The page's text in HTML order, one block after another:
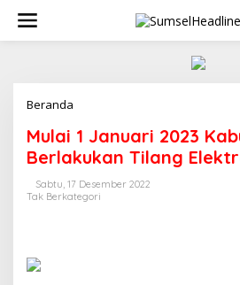
w
Beranda
a
i
1
J
Mulai 1 Januari 2023
Berlakukan Tilang
Sabtu, 17 Desember 2022
Tak Berkategori